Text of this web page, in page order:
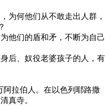
为何他们从不敢走出人群，
他们的盾和矛，不断为自己
后、奴役老婆孩子的人，有
拉伯人。在以色列耶路撒
真寺。